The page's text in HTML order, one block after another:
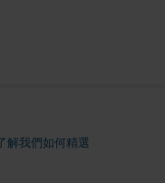
了解我們如何精選